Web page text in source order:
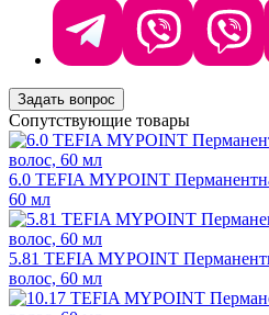
Задать вопрос
Сопутствующие товары
6.0 TEFIA MYPOINT
60 мл
5.81 TEFIA MYPOINT
волос, 60 мл